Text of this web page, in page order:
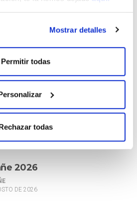
Mostrar detalles
Permitir todas
todas
DE 2026
2026
DE 2026